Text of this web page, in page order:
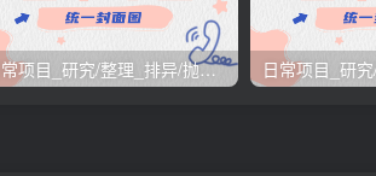
日常项目_研究/整理_排异/抛弃汇总[25.11.1-11.30整理]